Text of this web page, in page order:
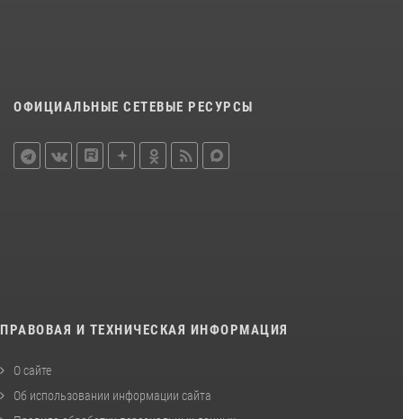
ОФИЦИАЛЬНЫЕ СЕТЕВЫЕ РЕСУРСЫ
ПРАВОВАЯ И ТЕХНИЧЕСКАЯ ИНФОРМАЦИЯ
О сайте
Об использовании информации сайта